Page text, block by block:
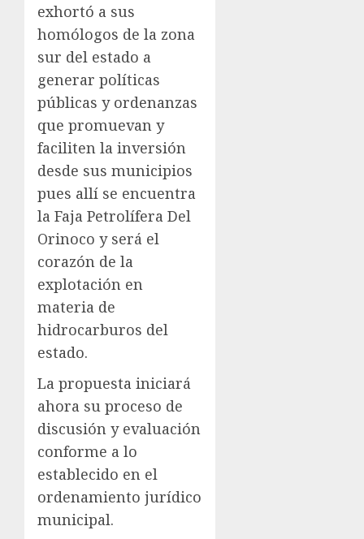
exhortó a sus
homólogos de la zona
sur del estado a
generar políticas
públicas y ordenanzas
que promuevan y
faciliten la inversión
desde sus municipios
pues allí se encuentra
la Faja Petrolífera Del
Orinoco y será el
corazón de la
explotación en
materia de
hidrocarburos del
estado.
La propuesta iniciará
ahora su proceso de
discusión y evaluación
conforme a lo
establecido en el
ordenamiento jurídico
municipal.